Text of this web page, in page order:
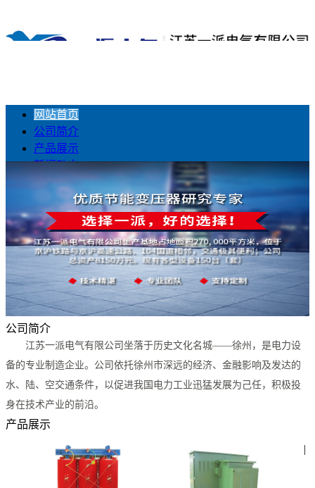
网站首页
公司简介
产品展示
新闻动态
工程业绩
联系我们
公司简介
江苏一派电气有限公司坐落于历史文化名城——徐州，是电力设
备的专业制造企业。公司依托徐州市深远的经济、金融影响及发达的
水、陆、空交通条件，以促进我国电力工业迅猛发展为己任，积极投
身在技术产业的前沿。
产品展示
|